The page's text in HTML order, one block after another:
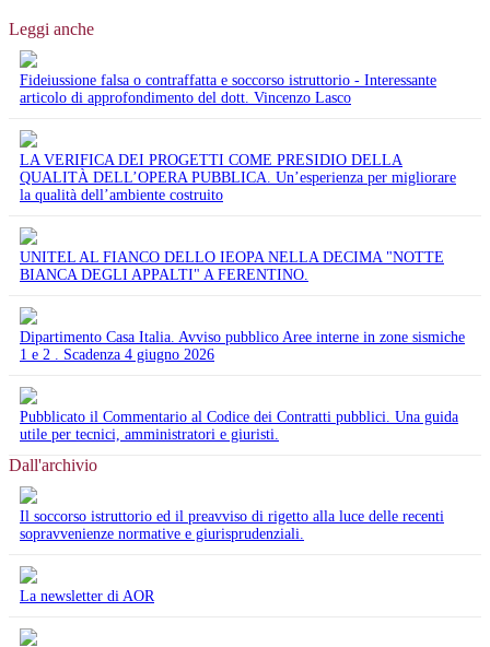
Leggi anche
Fideiussione falsa o contraffatta e soccorso istruttorio - Interessante
articolo di approfondimento del dott. Vincenzo Lasco
LA VERIFICA DEI PROGETTI COME PRESIDIO DELLA
QUALITÀ DELL’OPERA PUBBLICA. Un’esperienza per migliorare
la qualità dell’ambiente costruito
UNITEL AL FIANCO DELLO IEOPA NELLA DECIMA "NOTTE
BIANCA DEGLI APPALTI" A FERENTINO.
Dipartimento Casa Italia. Avviso pubblico Aree interne in zone sismiche
1 e 2 . Scadenza 4 giugno 2026
Pubblicato il Commentario al Codice dei Contratti pubblici. Una guida
utile per tecnici, amministratori e giuristi.
Dall'archivio
Il soccorso istruttorio ed il preavviso di rigetto alla luce delle recenti
sopravvenienze normative e giurisprudenziali.
La newsletter di AOR